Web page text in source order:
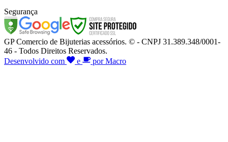
Segurança
GP Comercio de Bijuterias acessórios. © - CNPJ 31.389.348/0001-
46 - Todos Direitos Reservados.
Desenvolvido com
e por Macro